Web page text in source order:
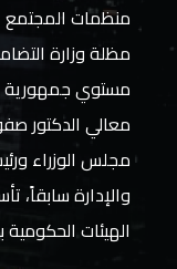
منظمات
مظلة وزارة
مستوي جمهورية
معالي الدكتور
مجلس الوزراء
والإدارة
الهيئات